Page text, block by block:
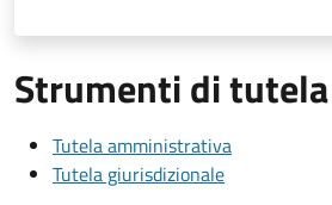
Strumenti di tutela
Tutela amministrativa
Tutela giurisdizionale